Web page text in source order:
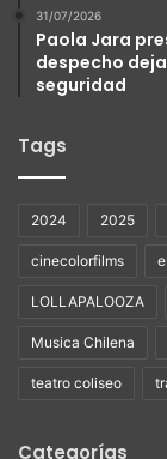
31/07/2026
Paola Jara
despecho
seguridad
Tags
2024 2025
cinecolorfilms
LOLLAPALOOZA
Musica Chilena
teatro coliseo
Categorías